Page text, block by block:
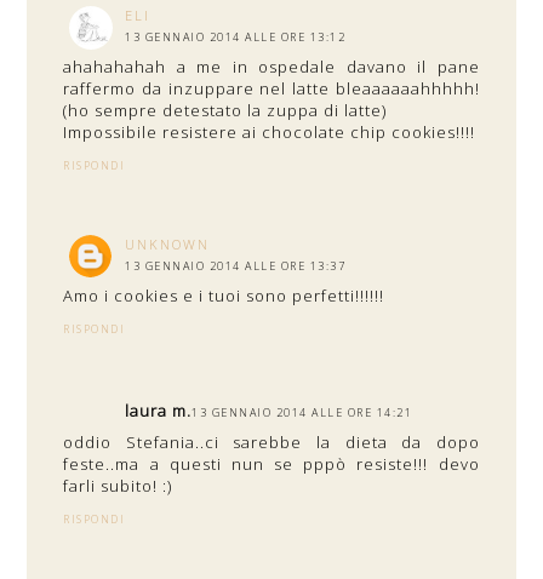
ELI
13 GENNAIO 2014 ALLE ORE 13:12
ahahahahah a me in ospedale davano il pane
raffermo da inzuppare nel latte bleaaaaaahhhhh!
(ho sempre detestato la zuppa di latte)
Impossibile resistere ai chocolate chip cookies!!!!
RISPONDI
UNKNOWN
13 GENNAIO 2014 ALLE ORE 13:37
Amo i cookies e i tuoi sono perfetti!!!!!!
RISPONDI
laura m.13 GENNAIO 2014 ALLE ORE 14:21
oddio Stefania..ci sarebbe la dieta da dopo
feste..ma a questi nun se pppò resiste!!! devo
farli subito! :)
RISPONDI